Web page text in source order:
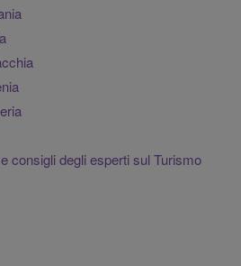
consigli degli esperti sul Turismo